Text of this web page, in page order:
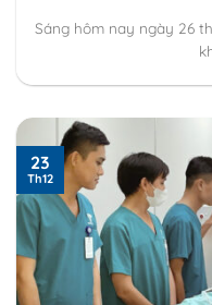
Sáng hôm nay ngày 26
23
Th12